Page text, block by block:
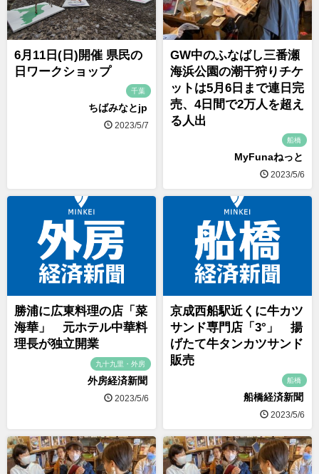
6月11日(日)開催 県民の
日ワークショップ
千葉
ちばみなとjp
2023/5/7
GW中のふなばし三番瀬
海浜公園の潮干狩りチケ
ットは5月6日まで連日完
売、4日間で2万人を超え
る人出
船橋
MyFunaねっと
2023/5/6
勝浦に広東料理の店「菜
海華」 元ホテル中華料
理長が独立開業
九十九里・外房
外房経済新聞
2023/5/6
京成西船駅近くに牛カツ
サンド専門店「3°」 揚
げたて牛タンカツサンド
販売
船橋
船橋経済新聞
2023/5/6